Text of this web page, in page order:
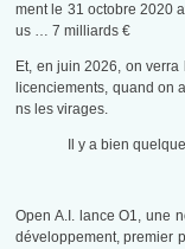
ment le 31 octobre 2020
us … 7 milliards €
Et, en juin 2026, on
licenciements, quand on
ns les virages.
Il y a bien
Open A.I. lance O1, une
développement, premier